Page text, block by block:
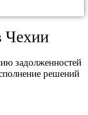
Чехии
задолженностей
решений